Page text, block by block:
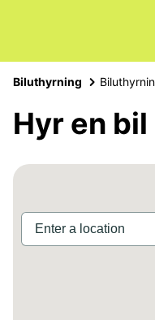
Biluthyrning
Hyr en bil